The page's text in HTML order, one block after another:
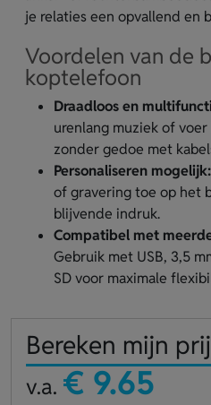
je relaties een opvallend en
Voordelen van de
koptelefoon
Draadloos en
urenlang muziek of
zonder gedoe met
Personaliseren mogelijk:
of gravering toe op het
blijvende indruk.
Compatibel met
Gebruik met USB, 3,5
SD voor maximale
Bereken mijn
v.a. € 9.65